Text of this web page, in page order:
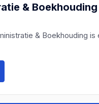
& Boekhouding
& Boekhouding